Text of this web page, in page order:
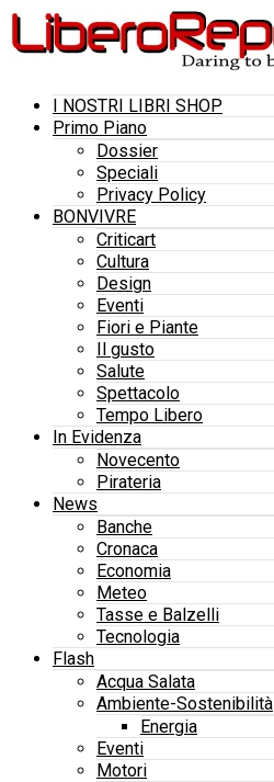
I NOSTRI LIBRI SHOP
Primo Piano
Dossier
Speciali
Privacy Policy
BONVIVRE
Criticart
Cultura
Design
Eventi
Fiori e Piante
Il gusto
Salute
Spettacolo
Tempo Libero
In Evidenza
Novecento
Pirateria
News
Banche
Cronaca
Economia
Meteo
Tasse e Balzelli
Tecnologia
Flash
Acqua Salata
Ambiente-Sostenibilità
Energia
Eventi
Motori